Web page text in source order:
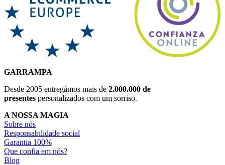
GARRAMPA
Desde 2005 entregámos mais de 2.000.000 de
presentes personalizados com um sorriso.
A NOSSA MAGIA
Sobre nós
Responsabilidade social
Garantia 100%
Que confia em nós?
Blog